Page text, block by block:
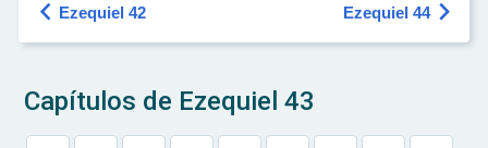
 Ezequiel 42 Ezequiel 44 
Capítulos de Ezequiel 43